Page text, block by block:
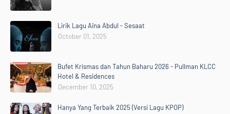
Lirik Lagu Aina Abdul - Sesaat
October 01, 2025
Bufet Krismas dan Tahun Baharu 2026 - Pullman KLCC
Hotel & Residences
December 10, 2025
Hanya Yang Terbaik 2025 (Versi Lagu KPOP)